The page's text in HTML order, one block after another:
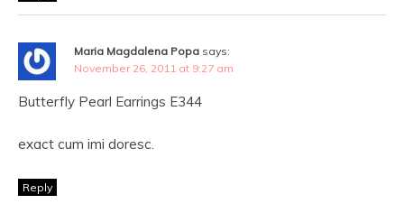
Maria Magdalena Popa says:
November 26, 2011 at 9:27 am
Butterfly Pearl Earrings E344
exact cum imi doresc.
Reply